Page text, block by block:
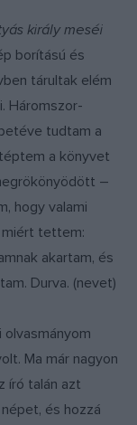
király meséi
borítású és
tárultak elém
Háromszor-
tudtam a
a könyvet
–
hogy valami
miért tettem:
akartam, és
Durva. (nevet)
Ma már nagyon
író talán azt
és hozzá